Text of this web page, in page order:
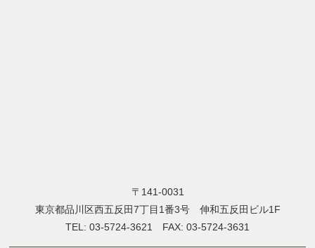
〒141-0031
東京都品川区西五反田7丁目1番3号 伸和五反田ビル1F
TEL: 03-5724-3621 FAX: 03-5724-3631